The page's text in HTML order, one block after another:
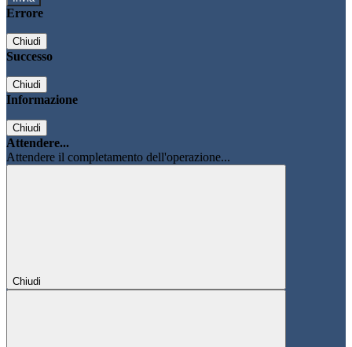
Errore
Chiudi
Successo
Chiudi
Informazione
Chiudi
Attendere...
Attendere il completamento dell'operazione...
Chiudi